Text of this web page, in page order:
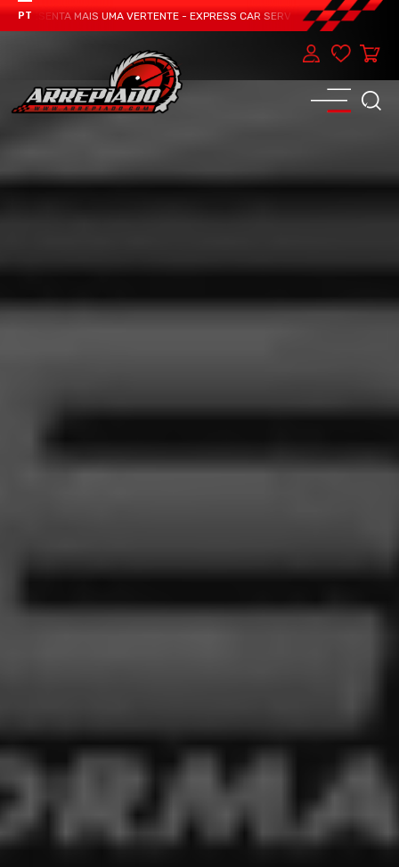
PT MAIS UMA VERTENTE - EXPRESS CAR SERVICE, MANUTENÇÃO DO